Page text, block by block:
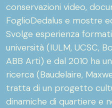
conservazioni video,
FoglioDedalus e mostre
Svolge esperienza
università (IULM, UCSC,
ABB Arti) e dal 2010 ha
ricerca (Baudelaire,
tratta di un progetto
dinamiche di quartiere e